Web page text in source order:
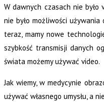
W dawnych czasach nie
nie było możliwości
teraz, mamy nowe
szybkość transmisji danych
świata możemy używać video.
Jak wiemy, w medycynie
używać własnego umysłu, a